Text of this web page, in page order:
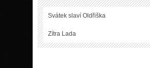
Svátek slaví Oldřiška
Zítra Lada